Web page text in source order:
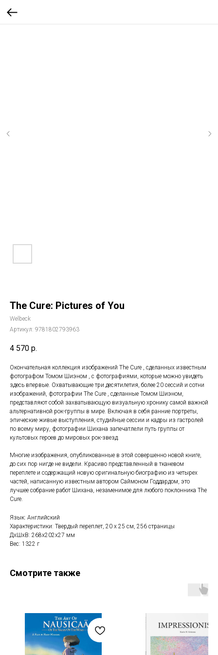
The Cure: Pictures of You
Welbeck
Артикул: 9781802793963
4 570 р.
Окончательная коллекция изображений The Cure , сделанных известным
фотографом Томом Шиэном , с фотографиями, которые можно увидеть
здесь впервые. Охватывающие три десятилетия, более 20 сессий и сотни
изображений, фотографии The Cure , сделанные Томом Шиэном,
представляют собой захватывающую визуальную хронику самой важной
альтернативной рок-группы в мире. Включая в себя ранние портреты,
эпические живые выступления, студийные сессии и кадры из гастролей
по всему миру, фотографии Шихана запечатлели путь группы от
культовых героев до мировых рок-звезд.
Многие изображения, опубликованные в этой совершенно новой книге,
до сих пор нигде не видели. Красиво представленный в тканевом
переплете и содержащий новую оригинальную биографию из четырех
частей, написанную известным автором Саймоном Годдардом, это
лучшее собрание работ Шихана, незаменимое для любого поклонника The
Cure.
Язык: Английский
Характеристики: Твердый переплет, 20 х 25 см, 256 страницы
ДxШxВ: 268x202x27 мм
Вес: 1322 г
Смотрите также